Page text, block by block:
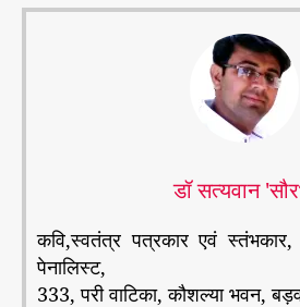
डॉ सत्यवान
कवि,स्वतंत्र पत्रकार एवं स्तंभकार,
पेनालिस्ट,
333, परी वाटिका, कौशल्या भवन,